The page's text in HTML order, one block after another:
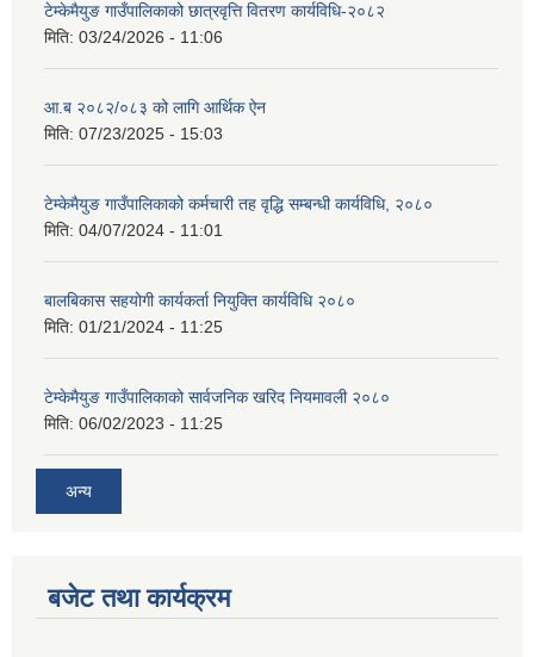
टेम्केमैयुङ गाउँपालिकाको छात्रवृत्ति वितरण कार्यविधि-२०८२
मिति: 03/24/2026 - 11:06
आ.ब २०८२/०८३ को लागि आर्थिक ऐन
मिति: 07/23/2025 - 15:03
टेम्केमैयुङ गाउँपालिकाको कर्मचारी तह वृद्धि सम्बन्धी कार्यविधि, २०८०
मिति: 04/07/2024 - 11:01
बालबिकास सहयोगी कार्यकर्ता नियुक्ति कार्यविधि २०८०
मिति: 01/21/2024 - 11:25
टेम्केमैयुङ गाउँपालिकाको सार्वजनिक खरिद नियमावली २०८०
मिति: 06/02/2023 - 11:25
अन्य
बजेट तथा कार्यक्रम